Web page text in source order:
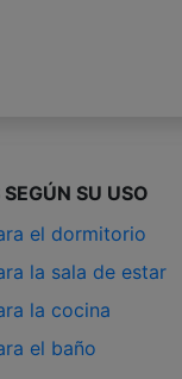
SU USO
el dormitorio
la sala de estar
la cocina
el baño